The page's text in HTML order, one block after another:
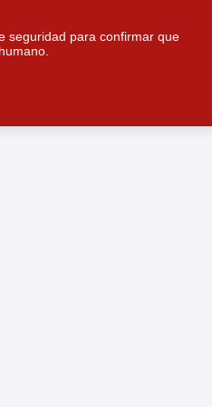
seguridad para confirmar que